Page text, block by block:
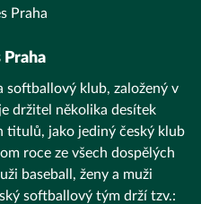
Praha
softballový klub, založený v
držitel několika desítek
titulů, jako jediný český klub
roce ze všech dospělých
baseball, ženy a muži
softballový tým drží tzv.: